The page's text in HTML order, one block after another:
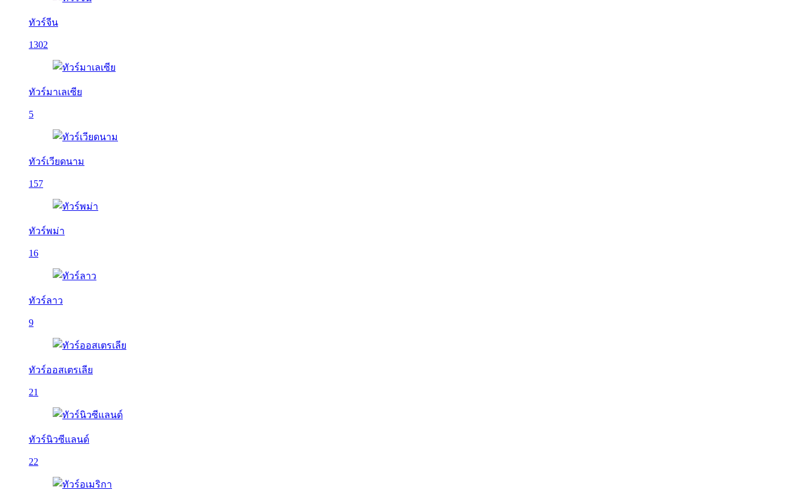
ทัวร์จีน
1302
ทัวร์มาเลเซีย
5
ทัวร์เวียดนาม
157
ทัวร์พม่า
16
ทัวร์ลาว
9
ทัวร์ออสเตรเลีย
21
ทัวร์นิวซีแลนด์
22